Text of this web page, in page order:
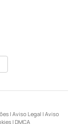
| Aviso Legal | Aviso
| DMCA